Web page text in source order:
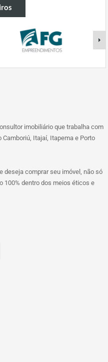
imobiliário que trabalha com
Itajaí, Itapema e Porto
deseja comprar seu imóvel, não só
100% dentro dos meios éticos e